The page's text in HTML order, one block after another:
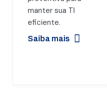
manter sua TI
eficiente.
Saiba mais